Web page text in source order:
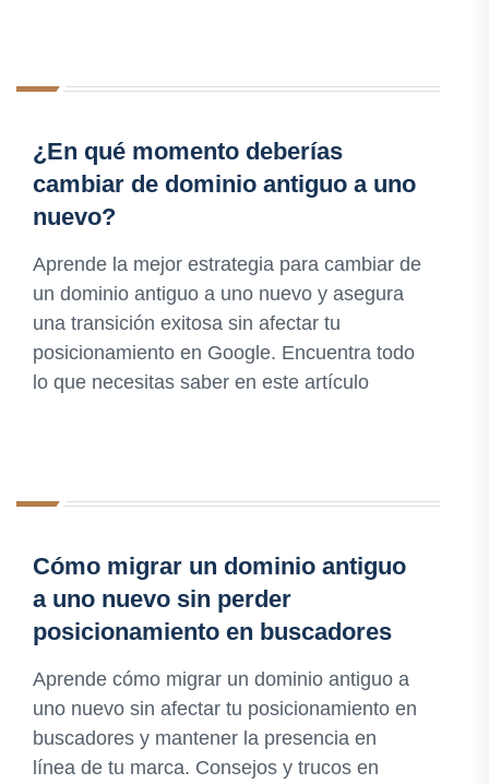
¿En qué momento deberías
cambiar de dominio antiguo a uno
nuevo?
Aprende la mejor estrategia para cambiar de
un dominio antiguo a uno nuevo y asegura
una transición exitosa sin afectar tu
posicionamiento en Google. Encuentra todo
lo que necesitas saber en este artículo
Cómo migrar un dominio antiguo
a uno nuevo sin perder
posicionamiento en buscadores
Aprende cómo migrar un dominio antiguo a
uno nuevo sin afectar tu posicionamiento en
buscadores y mantener la presencia en
línea de tu marca. Consejos y trucos en